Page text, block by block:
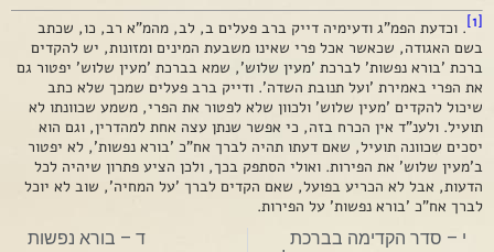
[1] . וכדעת הפמ"ג ודעימיה דייק ברב פעלים ב, לב, מהמ"א רב, כו, שכתב
בשם האגודה, שכאשר אכל פרי שאינו משבעת המינים ומזונות, יש להקדים
ברכת 'בורא נפשות' לברכת 'מעין שלוש', שמא בברכת 'מעין שלוש' יפטור גם
את הפרי באמירת 'ועל תנובת השדה'. ודייק ברב פעלים שמכך שלא כתב
שיכול להקדים 'מעין שלוש' ולכוון שלא לפטור את הפרי, משמע שכוונתו לא
תועיל. ולענ"ד אין הכרח בזה, כי אפשר שנתן עצה אחת למהדרין, וגם הוא
יסכים שכוונה תועיל, שאם דעתו תהיה לברך אח"כ 'בורא נפשות', לא יפטור
ב'מעין שלוש' את הפירות. ואולי הסתפק בכך, ולכן הציע פתרון שיהיה לכל
הדעות, אבל לא הכריע בפועל, שאם הקדים לברך 'על המחיה', שוב לא יוכל
לברך אח"כ 'בורא נפשות' על הפירות.
י – סדר הקדימה בברכת
ד – בורא נפשות